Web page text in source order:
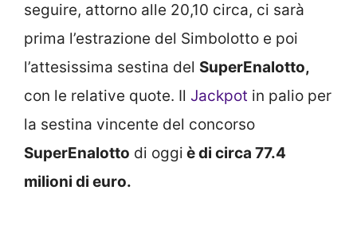
seguire, attorno alle 20,10 circa, ci sarà
prima l’estrazione del Simbolotto e poi
l’attesissima sestina del SuperEnalotto,
con le relative quote. Il Jackpot in palio per
la sestina vincente del concorso
SuperEnalotto di oggi è di circa 77.4
milioni di euro.